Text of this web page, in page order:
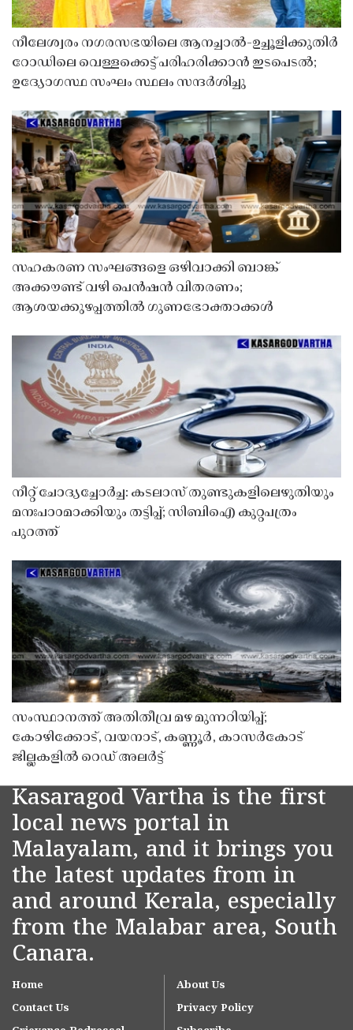
നീലേശ്വരം നഗരസഭയിലെ ആനച്ചാൽ-ഉച്ചൂളിക്കുതിർ
റോഡിലെ വെള്ളക്കെട്ട് പരിഹരിക്കാൻ ഇടപെടൽ;
ഉദ്യോഗസ്ഥ സംഘം സ്ഥലം സന്ദർശിച്ചു
സഹകരണ സംഘങ്ങളെ ഒഴിവാക്കി ബാങ്ക്
അക്കൗണ്ട് വഴി പെൻഷൻ വിതരണം;
ആശയക്കുഴപ്പത്തിൽ ഗുണഭോക്താക്കൾ
നീറ്റ് ചോദ്യച്ചോർച്ച: കടലാസ് തുണ്ടുകളിലെഴുതിയും
മനഃപാഠമാക്കിയും തട്ടിപ്പ്; സിബിഐ കുറ്റപത്രം
പുറത്ത്
സംസ്ഥാനത്ത് അതിതീവ്ര മഴ മുന്നറിയിപ്പ്;
കോഴിക്കോട്, വയനാട്, കണ്ണൂർ, കാസർകോട്
ജില്ലകളിൽ റെഡ് അലർട്ട്
Kasaragod Vartha is the first
local news portal in
Malayalam, and it brings you
the latest updates from in
and around Kerala, especially
from the Malabar area, South
Canara.
Home
About Us
Contact Us
Privacy Policy